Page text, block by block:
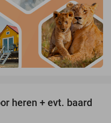
40%
heren + evt. baard